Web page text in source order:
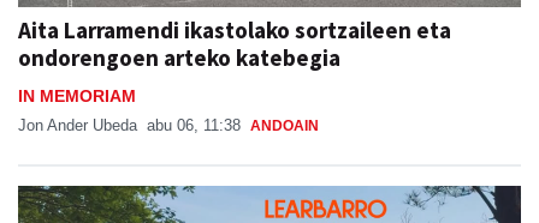
Aita Larramendi ikastolako sortzaileen eta
ondorengoen arteko katebegia
IN MEMORIAM
Jon Ander Ubeda abu 06, 11:38 ANDOAIN